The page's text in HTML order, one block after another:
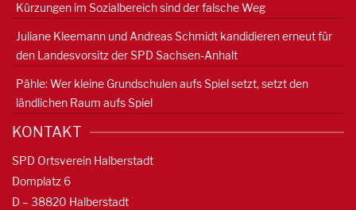
Kürzungen im Sozialbereich sind der falsche Weg
Juliane Kleemann und Andreas Schmidt kandidieren erneut für
den Landesvorsitz der SPD Sachsen-Anhalt
Pähle: Wer kleine Grundschulen aufs Spiel setzt, setzt den
ländlichen Raum aufs Spiel
KONTAKT
SPD Ortsverein Halberstadt
Domplatz 6
D – 38820 Halberstadt